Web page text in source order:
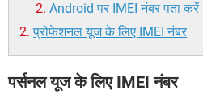
Android पर IMEI नंबर पता करें
प्रोफेशनल यूज के लिए IMEI नंबर
पर्सनल यूज के लिए IMEI नंबर